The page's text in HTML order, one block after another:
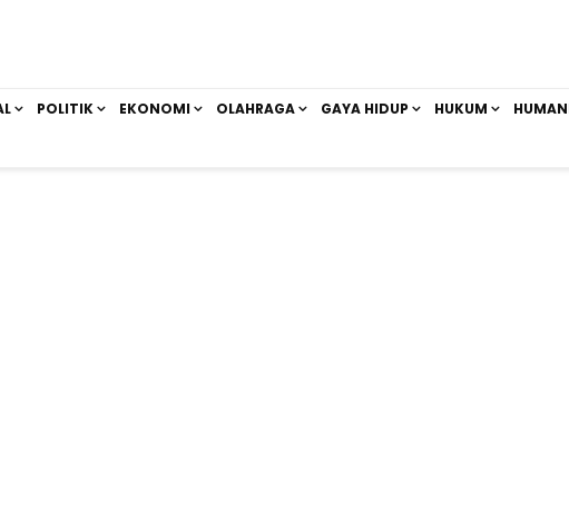
POLITIK EKONOMI OLAHRAGA GAYA HIDUP HUKUM